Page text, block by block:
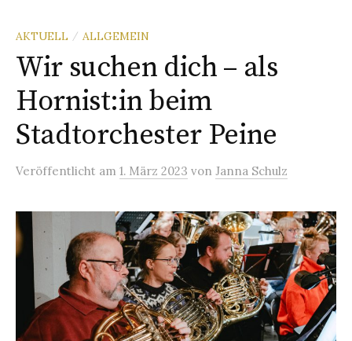
AKTUELL / ALLGEMEIN
Wir suchen dich – als
Hornist:in beim
Stadtorchester Peine
Veröffentlicht am 1. März 2023 von Janna Schulz